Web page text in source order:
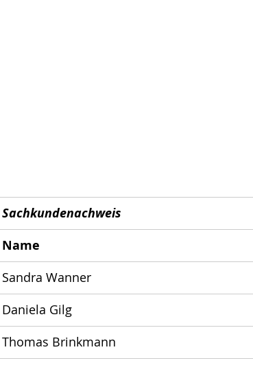
Sachkundenachweis
Name
Sandra Wanner
Daniela Gilg
Thomas Brinkmann